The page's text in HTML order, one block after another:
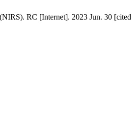
RC [Internet]. 2023 Jun. 30 [cited